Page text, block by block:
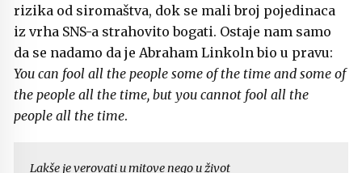
rizika od siromaštva, dok se mali broj pojedinaca
iz vrha SNS-a strahovito bogati. Ostaje nam samo
da se nadamo da je Abraham Linkoln bio u pravu:
You can fool all the people some of the time and some of
the people all the time, but you cannot fool all the
people all the time.
Lakše je verovati u mitove nego u život